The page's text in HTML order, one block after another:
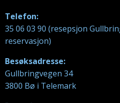
Telefon:
35 06 03 90 (resepsjon
reservasjon)
Besøksadresse:
Gullbringvegen 34
3800 Bø i Telemark